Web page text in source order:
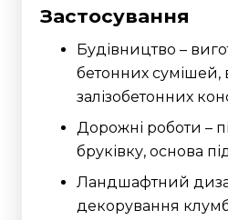
Застосування
Будівництво –
бетонних
залізобетонних
Дорожні роботи –
бруківку, основа
Ландшафтний
декорування